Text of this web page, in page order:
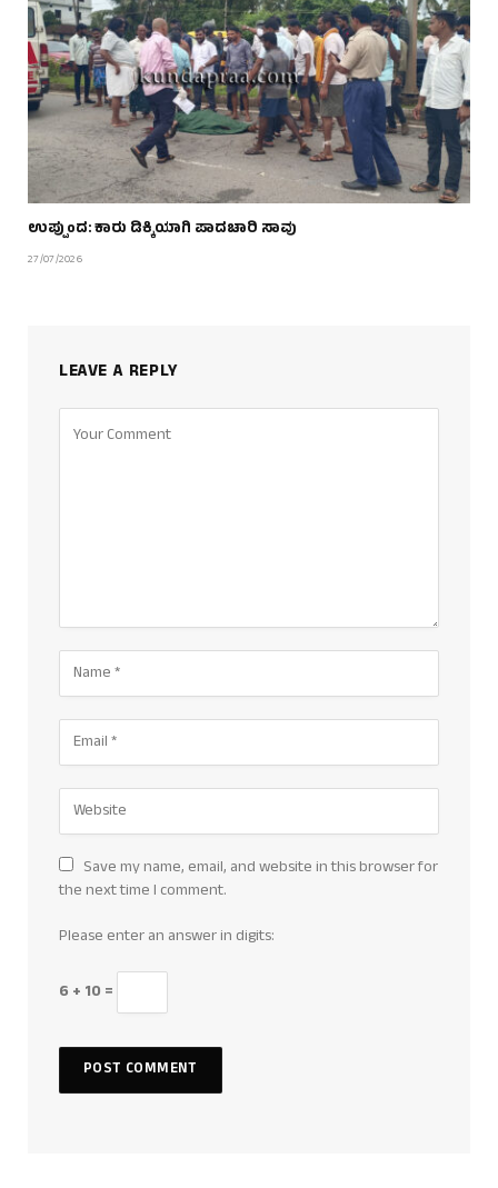
ಉಪ್ಪುಂದ: ಕಾರು ಡಿಕ್ಕಿಯಾಗಿ ಪಾದಚಾರಿ ಸಾವು
27/07/2026
LEAVE A REPLY
Save my name, email, and website in this browser for
the next time I comment.
Please enter an answer in digits:
6 + 10 =